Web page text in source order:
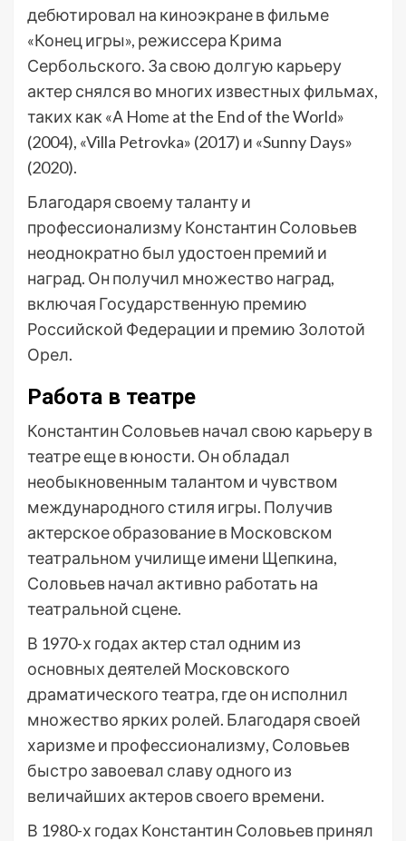
дебютировал на киноэкране в фильме
«Конец игры», режиссера Крима
Сербольского. За свою долгую карьеру
актер снялся во многих известных фильмах,
таких как «А Home at the End of the World»
(2004), «Villa Petrovka» (2017) и «Sunny Days»
(2020).
Благодаря своему таланту и
профессионализму Константин Соловьев
неоднократно был удостоен премий и
наград. Он получил множество наград,
включая Государственную премию
Российской Федерации и премию Золотой
Орел.
Работа в театре
Константин Соловьев начал свою карьеру в
театре еще в юности. Он обладал
необыкновенным талантом и чувством
международного стиля игры. Получив
актерское образование в Московском
театральном училище имени Щепкина,
Соловьев начал активно работать на
театральной сцене.
В 1970-х годах актер стал одним из
основных деятелей Московского
драматического театра, где он исполнил
множество ярких ролей. Благодаря своей
харизме и профессионализму, Соловьев
быстро завоевал славу одного из
величайших актеров своего времени.
В 1980-х годах Константин Соловьев принял